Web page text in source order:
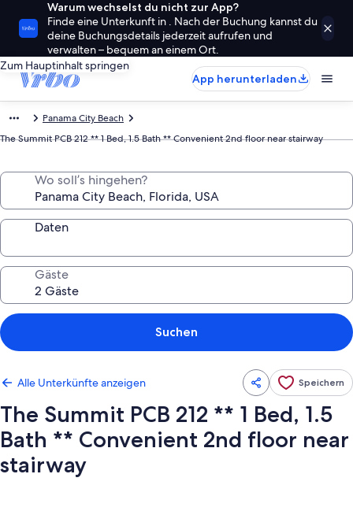
Warum wechselst du nicht zur App?
Finde eine Unterkunft in . Nach der Buchung kannst du
deine Buchungsdetails jederzeit aufrufen und
verwalten – bequem an einem Ort.
Zum Hauptinhalt springen
App herunterladen
Panama City Beach
The Summit PCB 212 ** 1 Bed, 1.5 Bath ** Convenient 2nd floor near stairway
Wo soll’s hingehen?
Daten
Gäste
Suchen
Alle Unterkünfte anzeigen Speichern
The Summit PCB 212 ** 1 Bed, 1.5
Bath ** Convenient 2nd floor near
stairway